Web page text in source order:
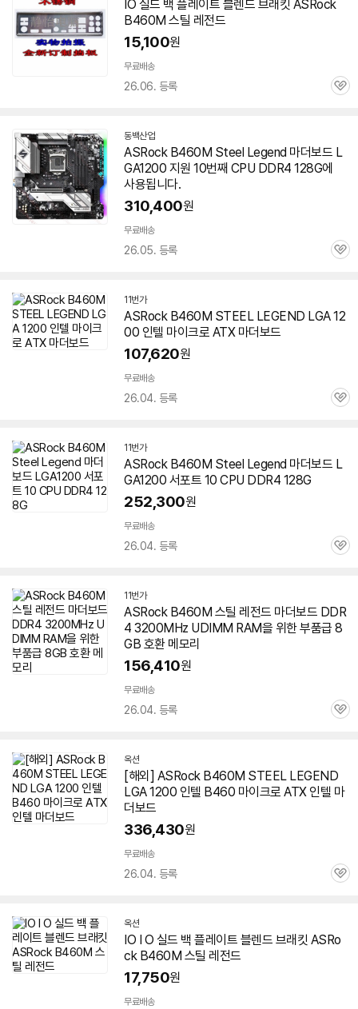
이
버
이
IO 실드 백 플레이트 블렌드 브래킷 ASRock
B460M 스틸 레전드
15,100원
무료배송
26.06. 등록
관
동백산업네
이
버
페
ASRock B460M Steel Legend 마더보드 L
GA1200 지원 10번째 CPU DDR4 128G에
사용됩니다.
310,400원
무료배송
26.05. 등록
관
11번가
ASRock B460M STEEL LEGEND LGA 12
00 인텔 마이크로 ATX 마더보드
107,620원
무료배송
26.04. 등록
관
11번가
ASRock B460M Steel Legend 마더보드 L
GA1200 서포트 10 CPU DDR4 128G
252,300원
무료배송
26.04. 등록
관
11번가
ASRock B460M 스틸 레전드 마더보드 DDR
4 3200MHz UDIMM RAM을 위한 부품급 8
GB 호환 메모리
156,410원
무료배송
26.04. 등록
관
옥션
[해외] ASRock B460M STEEL LEGEND
LGA 1200 인텔 B460 마이크로 ATX 인텔 마
더보드
336,430원
무료배송
26.04. 등록
관
옥션
IO I O 실드 백 플레이트 블렌드 브래킷 ASRo
ck B460M 스틸 레전드
17,750원
무료배송